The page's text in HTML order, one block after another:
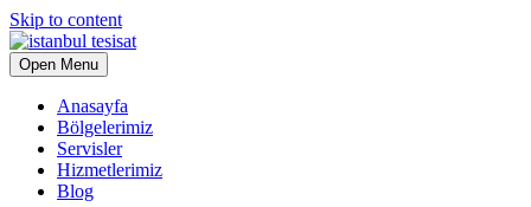
Skip to content
Open Menu
Anasayfa
Bölgelerimiz
Servisler
Hizmetlerimiz
Blog